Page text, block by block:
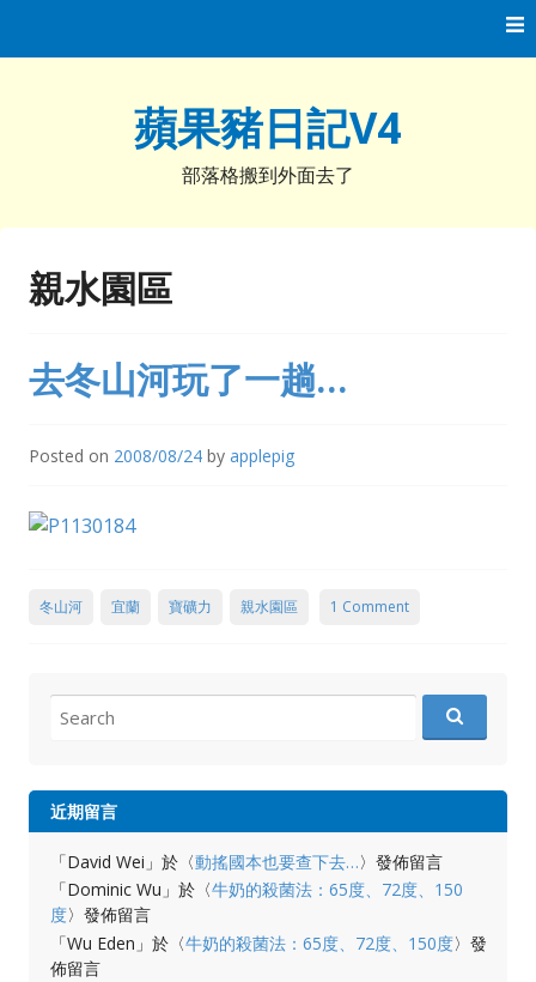
蘋果豬日記V4
部落格搬到外面去了
親水園區
去冬山河玩了一趟…
Posted on 2008/08/24 by applepig
冬山河 宜蘭 寶礦力 親水園區 1 Comment
for:
近期留言
「David Wei 」於〈動搖國本也要查下去…〉發佈留言
「Dominic Wu 」於〈牛奶的殺菌法：65度、72度、150
度〉發佈留言
「Wu Eden 」於〈牛奶的殺菌法：65度、72度、150度〉發
佈留言